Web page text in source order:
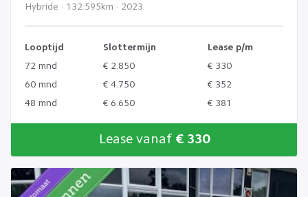
Hybride · 132.595km · 2023
Looptijd Slottermijn
Lease p/m
72 mnd
€ 2.850
€ 330
60 mnd
€ 4.750
€ 352
48 mnd
€ 6.650 € 381
Lease vanaf € 330